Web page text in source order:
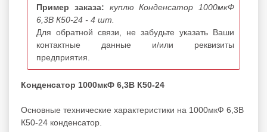
Пример заказа:
куплю Конденсатор 1000мкФ
6,3В К50-24 - 4 шт.
Для обратной связи, не забудьте указать Ваши
контактные данные и/или реквизиты
предприятия.
Конденсатор 1000мкФ 6,3В К50-24
Основные технические характеристики на 1000мкФ 6,3В
К50-24 конденсатор.